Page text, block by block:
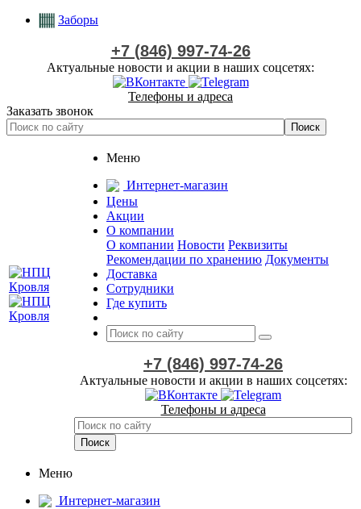
Заборы
+7 (846) 997-74-26
Актуальные новости и акции в наших соцсетях:
Телефоны и адреса
Заказать звонок
Меню
Интернет-магазин
Цены
Акции
О компании
О компании Новости Реквизиты
Рекомендации по хранению Документы
Доставка
Сотрудники
Где купить
+7 (846) 997-74-26
Актуальные новости и акции в наших соцсетях:
Телефоны и адреса
Меню
Интернет-магазин